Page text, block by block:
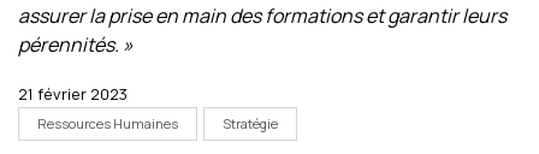
assurer la prise en main des formations et garantir leurs
pérennités. »
21 février 2023
Ressources Humaines Stratégie